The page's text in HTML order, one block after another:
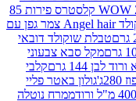
WOW Z קלסטרס פירות 85
שוקולד Angel hair צמר גפן עם
דובאי
צבעוני
קלבי
באטר פליי
ממרח נוטלה